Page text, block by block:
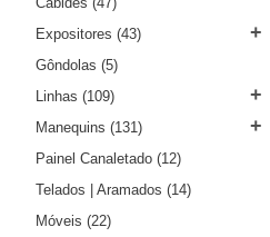
Expositores (43) +
Gôndolas (5)
Linhas (109) +
Manequins (131) +
Painel Canaletado (12)
Telados | Aramados (14)
Móveis (22)